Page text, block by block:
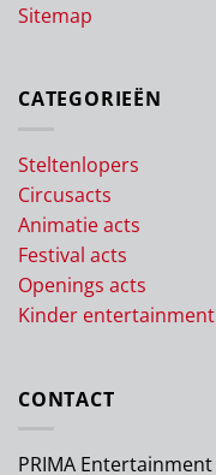
Sitemap
CATEGORIEËN
Steltenlopers
Circusacts
Animatie acts
Festival acts
Openings acts
Kinder entertainment
CONTACT
PRIMA Entertainment